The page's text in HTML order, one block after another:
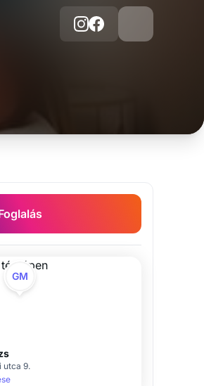
GM
utca 9.